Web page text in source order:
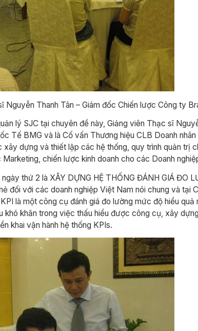
Nguyễn Thanh Tân – Giám đốc Chiến lược Công ty
lý SJC tại chuyên đề này, Giảng viên Thạc sĩ
Tế BMG và là Cố vấn Thương hiệu CLB Doanh
xây dựng và thiết lập các hệ thống, quy trình quản trị
chiến lược kinh doanh cho các Doanh
thứ 2 là XÂY DỰNG HỆ THỐNG ĐÁNH GIÁ ĐO
đối với các doanh nghiệp Việt Nam nói chung và tại
là một công cụ đánh giá đo lường mức độ hiểu
khó khăn trong việc thấu hiểu được công cụ, xây
khai vận hành hệ thống KPIs.